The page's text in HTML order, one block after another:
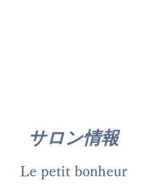
サロン情報
Le petit bonheur